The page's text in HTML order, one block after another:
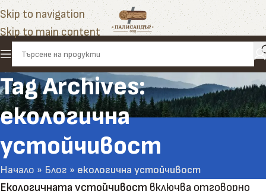
Skip to navigation
Skip to main content
Tag Archives:
екологична
устойчивост
Начало » Блог » екологична устойчивост
Екологичната устойчивост включва отговорно